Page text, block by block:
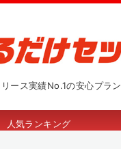
ース実績No.1の安心プラン
人気ランキング